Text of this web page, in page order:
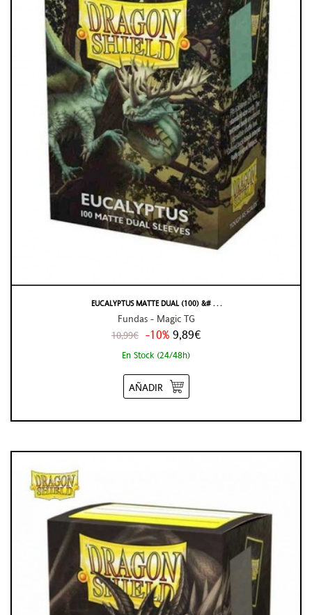
EUCALYPTUS MATTE DUAL (100) &# . . .
Fundas - Magic TG
10,99€ -10% 9,89€
En Stock (24/48h)
AÑADIR